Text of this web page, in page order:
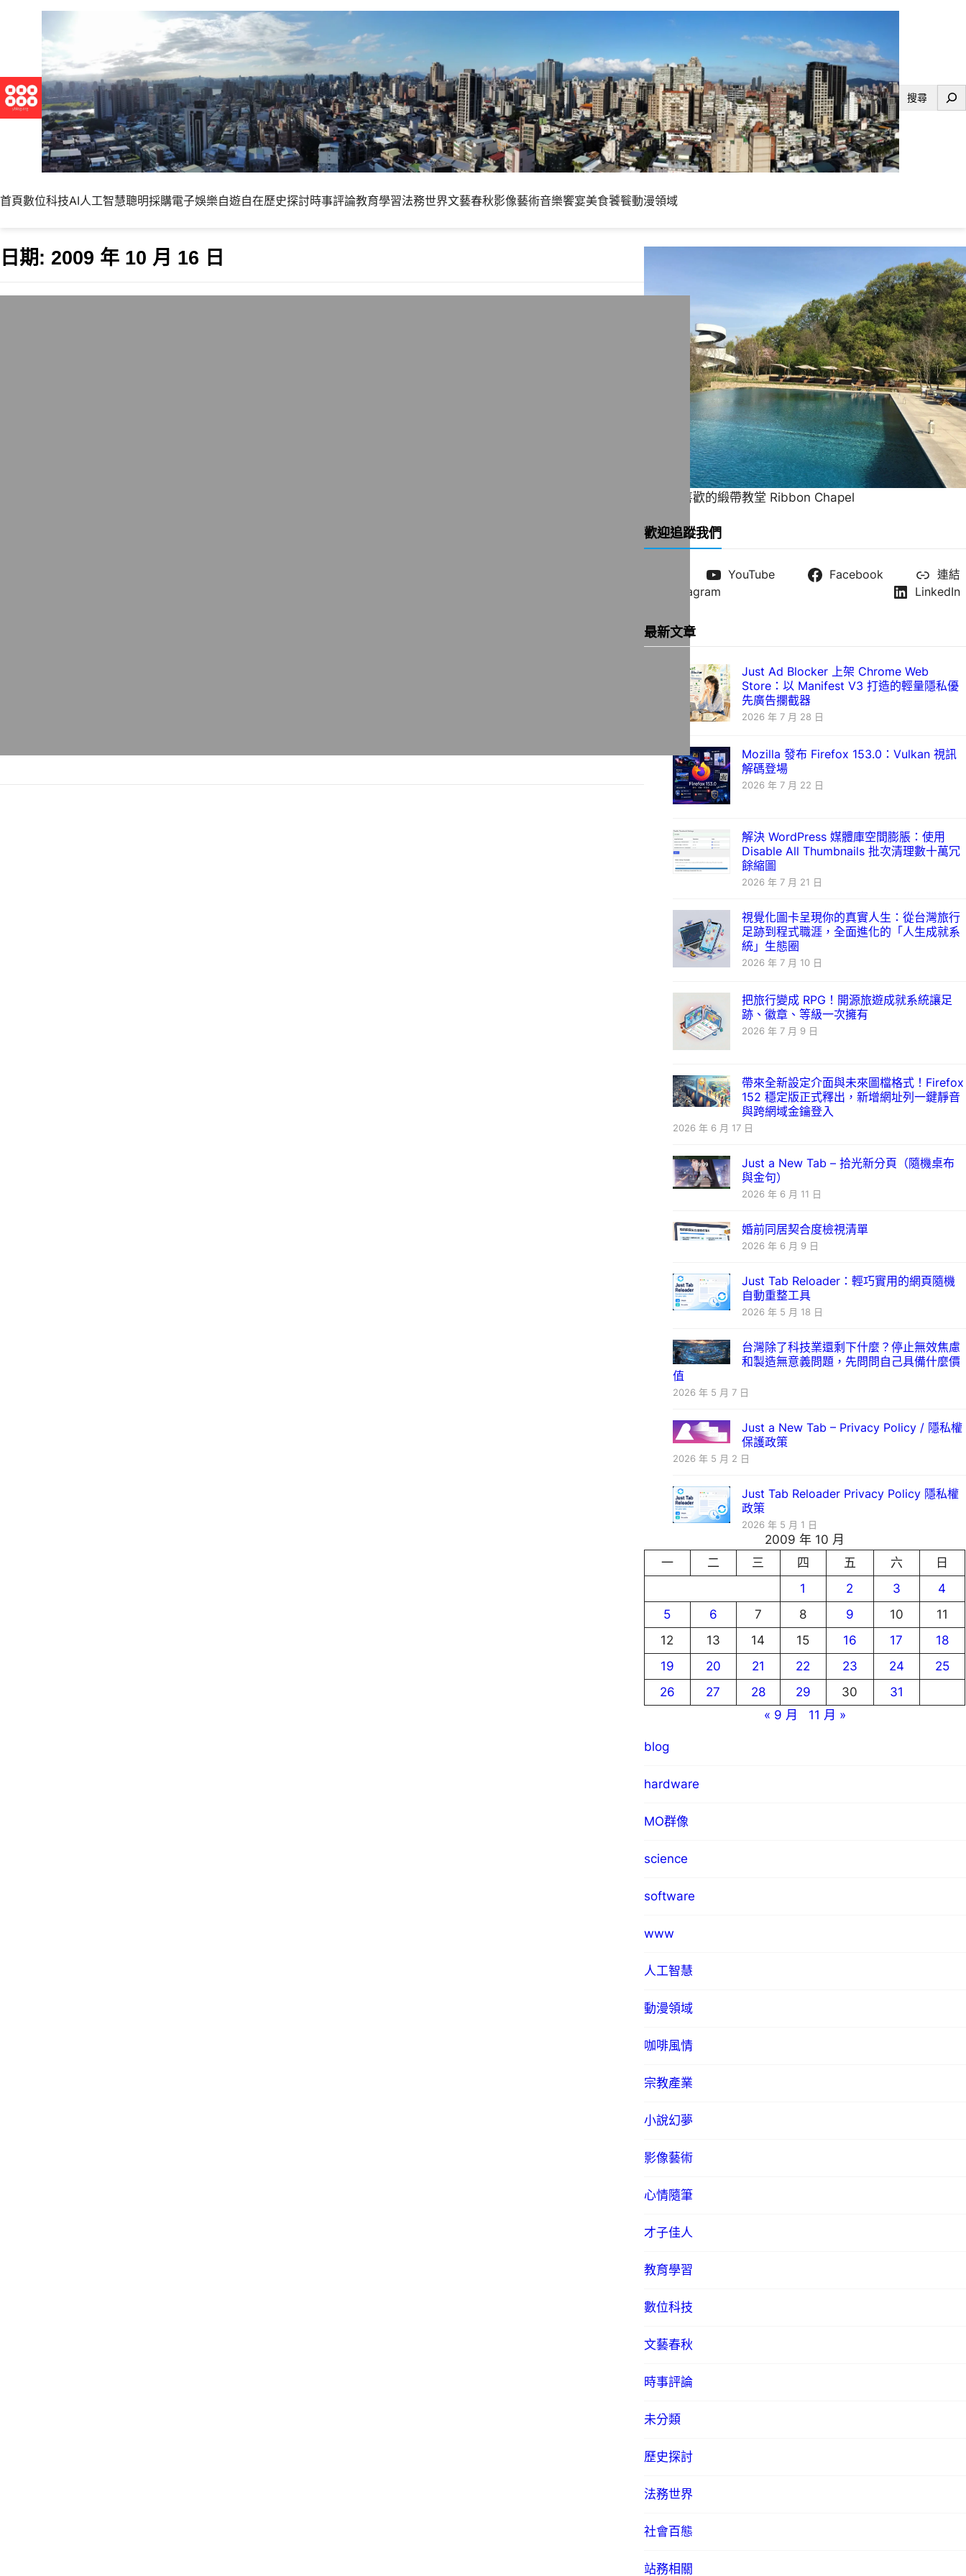
搜
首頁數位科技AI人工智慧聰明採購電子娛樂自遊自在歷史探討時事評論教育學習法務世界文藝春秋影像藝術音樂饗宴美食饕餮動漫領域
日期: 2009 年 10 月 16 日
一直很喜歡的緞帶教堂 Ribbon Chapel
歡迎追蹤我們
YouTube Facebook
連結
Instagram
LinkedIn
最新文章
Just Ad Blocker 上架 Chrome Web
Store：以 Manifest V3 打造的輕量隱私優
先廣告攔截器
2026 年 7 月 28 日
Mozilla 發布 Firefox 153.0：Vulkan 視訊
解碼登場
2026 年 7 月 22 日
解決 WordPress 媒體庫空間膨脹：使用
Disable All Thumbnails 批次清理數十萬冗
餘縮圖
2026 年 7 月 21 日
視覺化圖卡呈現你的真實人生：從台灣旅行
足跡到程式職涯，全面進化的「人生成就系
統」生態圈
2026 年 7 月 10 日
把旅行變成 RPG！開源旅遊成就系統讓足
跡、徽章、等級一次擁有
2026 年 7 月 9 日
帶來全新設定介面與未來圖檔格式！Firefox
152 穩定版正式釋出，新增網址列一鍵靜音
與跨網域金鑰登入
2026 年 6 月 17 日
Just a New Tab – 拾光新分頁（隨機桌布
與金句）
2026 年 6 月 11 日
婚前同居契合度檢視清單
2026 年 6 月 9 日
Just Tab Reloader：輕巧實用的網頁隨機
自動重整工具
2026 年 5 月 18 日
台灣除了科技業還剩下什麼？停止無效焦慮
和製造無意義問題，先問問自己具備什麼價
值
2026 年 5 月 7 日
Just a New Tab – Privacy Policy / 隱私權
保護政策
2026 年 5 月 2 日
Just Tab Reloader Privacy Policy 隱私權
政策
2026 年 5 月 1 日
2009 年 10 月
一
二 三 四 五 六
日
1
2 3
4
5
6 7 8 9 10
11
12
13 14 15 16 17
18
19
20 21 22 23 24
25
26
27 28 29 30
31
« 9 月
11 月 »
blog
hardware
MO群像
science
software
www
人工智慧
動漫領域
咖啡風情
宗教產業
小說幻夢
影像藝術
心情隨筆
才子佳人
教育學習
數位科技
文藝春秋
時事評論
未分類
歷史探討
法務世界
社會百態
站務相關